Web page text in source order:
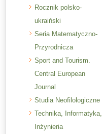
Rocznik polsko-
ukraiński
Seria Matematyczno-
Przyrodnicza
Sport and Tourism.
Central European
Journal
Studia Neofilologiczne
Technika, Informatyka,
Inżynieria